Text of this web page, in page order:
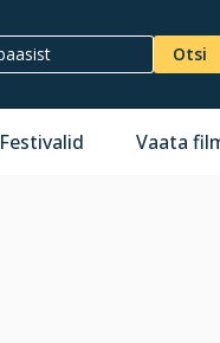
Otsi
Festivalid Vaata